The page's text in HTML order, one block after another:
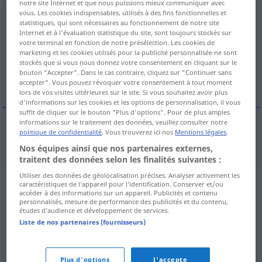
ankreuzen
Vue d'ensemble de toutes les traductions
(Pour plus d'informations, cliquez sur/touchez la traduction)
aankruisen
aankruisen
Synonymes de "ankreuzen"
abhaken
© OpenThesaurus.de
notre site Internet et que nous puissions mieux communiquer avec
vous. Les cookies indispensables, utilisés à des fins fonctionnelles et
statistiques, qui sont nécessaires au fonctionnement de notre site
Internet et à l'évaluation statistique du site, sont toujours stockés sur
votre terminal en fonction de notre présélection. Les cookies de
marketing et les cookies utilisés pour la publicité personnalisée ne sont
stockés que si vous nous donnez votre consentement en cliquant sur le
bouton "Accepter". Dans le cas contraire, cliquez sur "Continuer sans
accepter". Vous pouvez révoquer votre consentement à tout moment
lors de vos visites ultérieures sur le site. Si vous souhaitez avoir plus
d'informations sur les cookies et les options de personnalisation, il vous
suffit de cliquer sur le bouton "Plus d'options". Pour de plus amples
informations sur le traitement des données, veuillez consulter notre
politique de confidentialité. Vous trouverez ici nos Mentions légales.
Nos équipes ainsi que nos partenaires externes,
traitent des données selon les finalités suivantes :
Utiliser des données de géolocalisation précises. Analyser activement les
caractéristiques de l’appareil pour l’identification. Conserver et/ou
accéder à des informations sur un appareil. Publicités et contenu
personnalisés, mesure de performance des publicités et du contenu,
études d’audience et développement de services.
Liste de nos partenaires (fournisseurs)
Plus d'options J'accepte